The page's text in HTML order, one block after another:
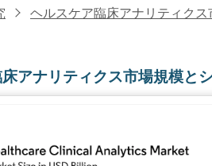
ヘルスケア臨床アナリティクス
アナリティクス市場規模と